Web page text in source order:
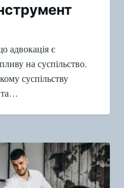
адвокація є
на суспільство.
суспільству
та…